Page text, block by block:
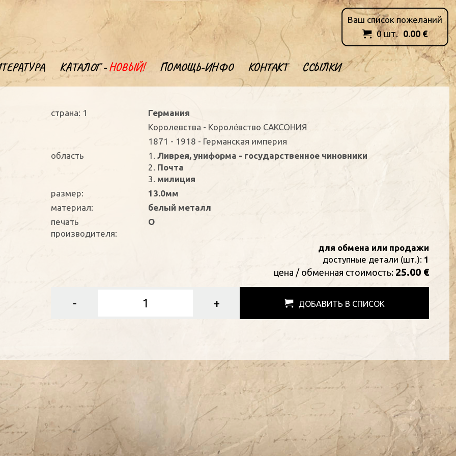
КАТАЛОГ -НОВЫЙ! ПОМОЩЬ-ИНФО КОНТАКТ ССЫЛКИ
Ваш список пожеланий
 0шт. 0.00 €
страна: 1
Германия
Kоролевства - Короле́вство САКСОНИЯ
1871 - 1918 - Германская империя
oбласть
1. Ливрея, униформа - государственное чиновники
2. Почта
3. милиция
размер:
13.0мм
материал:
белый металл
печать
производителя:
O
для обмена или продажи
доступные детали (шт.): 1
цена / oбменная стоимость: 25.00 €
- + ДОБАВИТЬ В СПИСОК